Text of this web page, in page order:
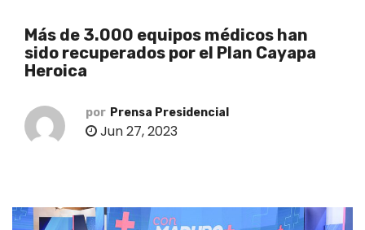
Más de 3.000 equipos médicos han
sido recuperados por el Plan Cayapa
Heroica
por Prensa Presidencial
Jun 27, 2023